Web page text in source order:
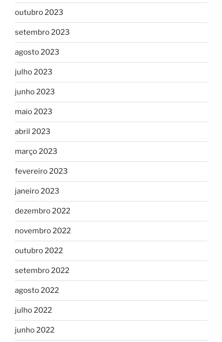
outubro 2023
setembro 2023
agosto 2023
julho 2023
junho 2023
maio 2023
abril 2023
março 2023
fevereiro 2023
janeiro 2023
dezembro 2022
novembro 2022
outubro 2022
setembro 2022
agosto 2022
julho 2022
junho 2022